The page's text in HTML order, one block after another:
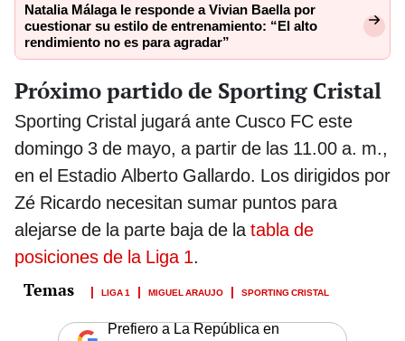
Natalia Málaga le responde a Vivian Baella por
cuestionar su estilo de entrenamiento: “El alto
rendimiento no es para agradar”
Próximo partido de Sporting Cristal
Sporting Cristal jugará ante Cusco FC este
domingo 3 de mayo, a partir de las 11.00 a. m.,
en el Estadio Alberto Gallardo. Los dirigidos por
Zé Ricardo necesitan sumar puntos para
alejarse de la parte baja de latabla de
posiciones de la Liga 1.
LIGA 1 MIGUEL ARAUJO SPORTING CRISTAL
Prefiero a La República en